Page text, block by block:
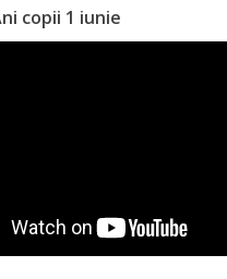
copii 1 iunie